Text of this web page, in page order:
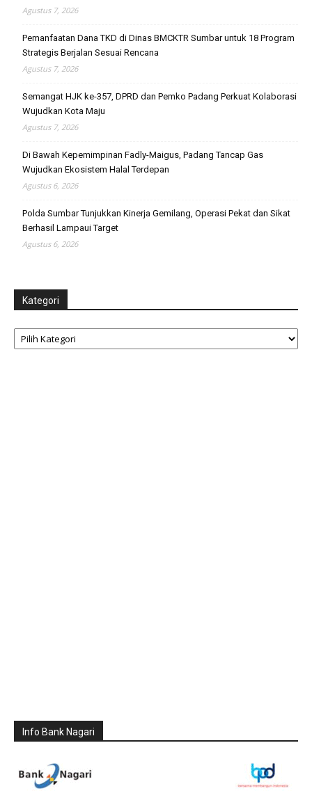
Agustus 7, 2026
Pemanfaatan Dana TKD di Dinas BMCKTR Sumbar untuk 18 Program
Strategis Berjalan Sesuai Rencana
Agustus 7, 2026
Semangat HJK ke-357, DPRD dan Pemko Padang Perkuat Kolaborasi
Wujudkan Kota Maju
Agustus 7, 2026
Di Bawah Kepemimpinan Fadly-Maigus, Padang Tancap Gas
Wujudkan Ekosistem Halal Terdepan
Agustus 6, 2026
Polda Sumbar Tunjukkan Kinerja Gemilang, Operasi Pekat dan Sikat
Berhasil Lampaui Target
Agustus 6, 2026
Kategori
Kategori
Info Bank Nagari